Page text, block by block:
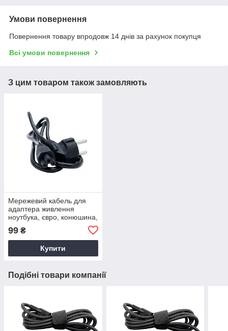
Умови повернення
Повернення товару впродовж 14 днів за рахунок покупця
Всі умови повернення
З цим товаром також замовляють
Мережевий кабель для
адаптера живлення
ноутбука, євро, конюшина,
99 ₴
Купити
Подібні товари компанії